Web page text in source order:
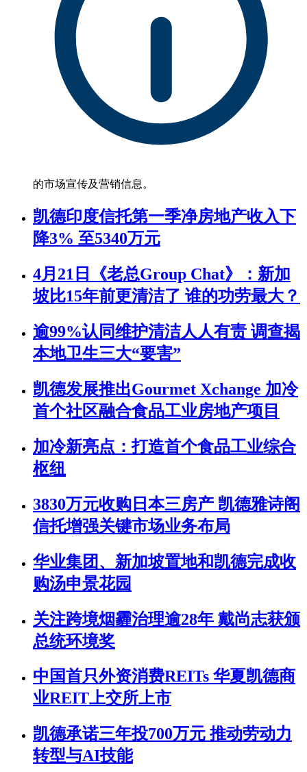
的市场宣传及营销信息。
凯德印度信托第一季净房地产收入下
降3% 至5340万元
4月21日《老总Group Chat》：新加
坡比15年前更清洁了 谁的功劳最大？
逾99%认同维护清洁人人有责 调查揭
本地卫生三大“要害”
凯德发展推出Gourmet Xchange 加冷
首个社区融合食品工业房地产项目
加冷新亮点：打造首个食品工业综合
枢纽
3830万元收购日本三房产 凯德雅诗阁
信托增强关键市场业务布局
华业集团、新加坡置地和凯德完成收
购汤申景花园
关注跨境烟霾治理逾28年 戴尚志获颁
总统环境奖
中国首只外资消费REITs 华夏凯德商
业REIT上交所上市
凯德承诺三年投700万元 推动劳动力
转型与AI技能